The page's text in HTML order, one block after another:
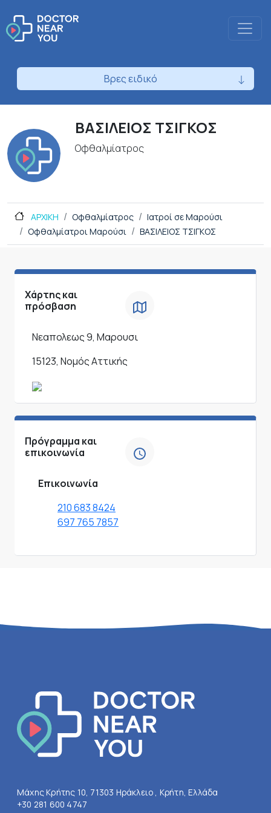
Βρες ειδικό
ΒΑΣΙΛΕΙΟΣ ΤΣΙΓΚΟΣ
Οφθαλμίατρος
ΑΡΧΙΚΗ Οφθαλμίατρος
Ιατροί σε Μαρούσι
Οφθαλμίατροι Μαρούσι
ΒΑΣΙΛΕΙΟΣ ΤΣΙΓΚΟΣ
Χάρτης και
πρόσβαση
Νεαπολεως 9, Μαρουσι
15123, Νομός Αττικής
Πρόγραμμα και
επικοινωνία
Επικοινωνία
210 683 8424
697 765 7857
Μάχης Κρήτης 10, 71303 Ηράκλειο , Κρήτη, Ελλάδα
+30 281 600 4747